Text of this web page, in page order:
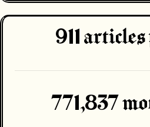
911 articles
771,837